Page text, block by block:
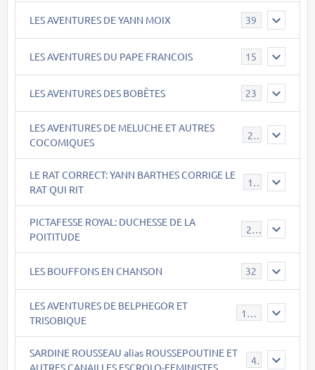
LES AVENTURES DE YANN MOIX 39
LES AVENTURES DU PAPE FRANCOIS 15
LES AVENTURES DES BOBÊTES 23
LES AVENTURES DE MELUCHE ET AUTRES
COCOMIQUES
22
LE RAT CORRECT: YANN BARTHES CORRIGE LE
RAT QUI RIT
15
PICTAFESSE ROYAL: DUCHESSE DE LA
POITITUDE
23
LES BOUFFONS EN CHANSON 32
LES AVENTURES DE BELPHEGOR ET
TRISOBIQUE
147
SARDINE ROUSSEAU alias ROUSSEPOUTINE ET
AUTRES CANAILLES ESCROLO-FEMINISTES
40